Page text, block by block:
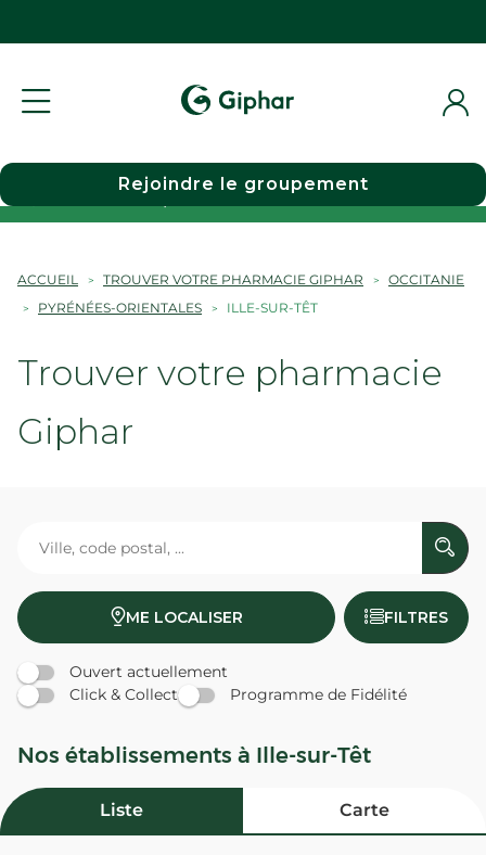
Choisir une pharmacie
Rejoindre le groupement
ACCUEIL TROUVER VOTRE PHARMACIE GIPHAR
OCCITANIE
PYRÉNÉES-ORIENTALES
ILLE-SUR-TÊT
Trouver votre pharmacie
Giphar
ME LOCALISER FILTRES
Ouvert actuellement
Click & Collect
Programme de Fidélité
Nos établissements à Ille-sur-Têt
Liste Carte